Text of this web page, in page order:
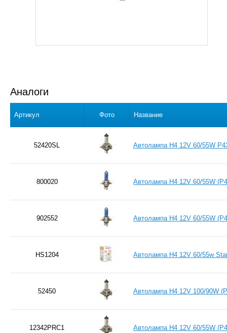
Аналоги
Артикул Фото Название
52420SL Автолампа H4 12V 60/55W
800020 Автолампа H4 12V 60/55W
902552 Автолампа H4 12V 60/55W
HS1204 Автолампа H4 12V 60/55w
52450 Автолампа H4 12V 100/90W
12342PRC1 Автолампа H4 12V 60/55W